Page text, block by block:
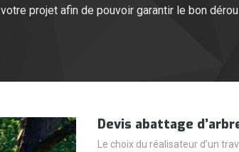
votre projet afin de pouvoir garantir le bon
Devis abattage
Le choix du réalisateur d’un